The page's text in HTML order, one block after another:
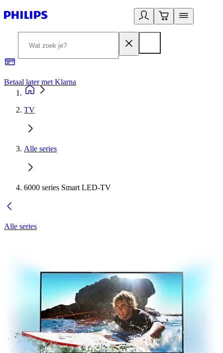
Betaal later met Klarna
TV
Alle series
6000 series Smart LED-TV
Alle series